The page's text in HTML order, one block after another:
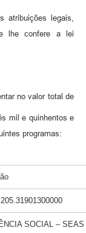
atribuições legais,
lhe confere a lei
no valor total de
mil e quinhentos e
programas:
SOCIAL – SEAS